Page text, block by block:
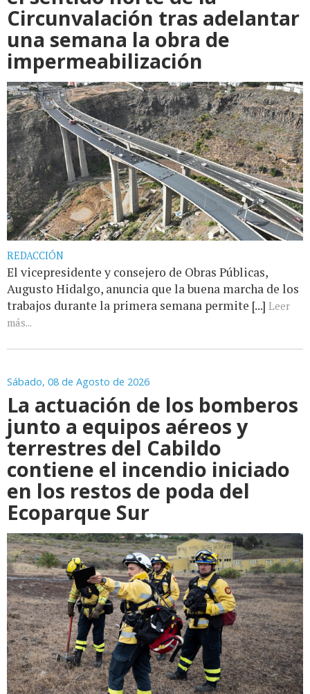
Circunvalación tras adelantar
una semana la obra de
impermeabilización
REDACCIÓN
El vicepresidente y consejero de Obras Públicas,
Augusto Hidalgo, anuncia que la buena marcha de los
trabajos durante la primera semana permite [...] Leer
más...
Sábado, 08 de Agosto de 2026
La actuación de los bomberos
junto a equipos aéreos y
terrestres del Cabildo
contiene el incendio iniciado
en los restos de poda del
Ecoparque Sur